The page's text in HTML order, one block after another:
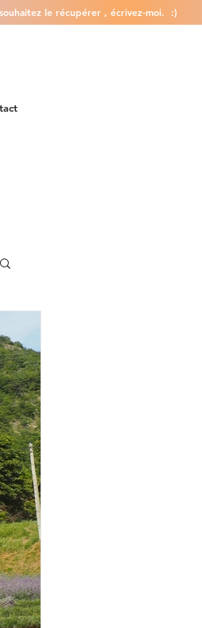
le récupérer , écrivez-moi. :)